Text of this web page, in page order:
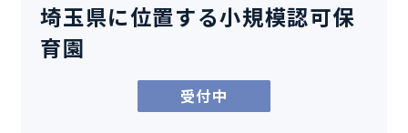
埼玉県に位置する小規模認可保
育園
受付中